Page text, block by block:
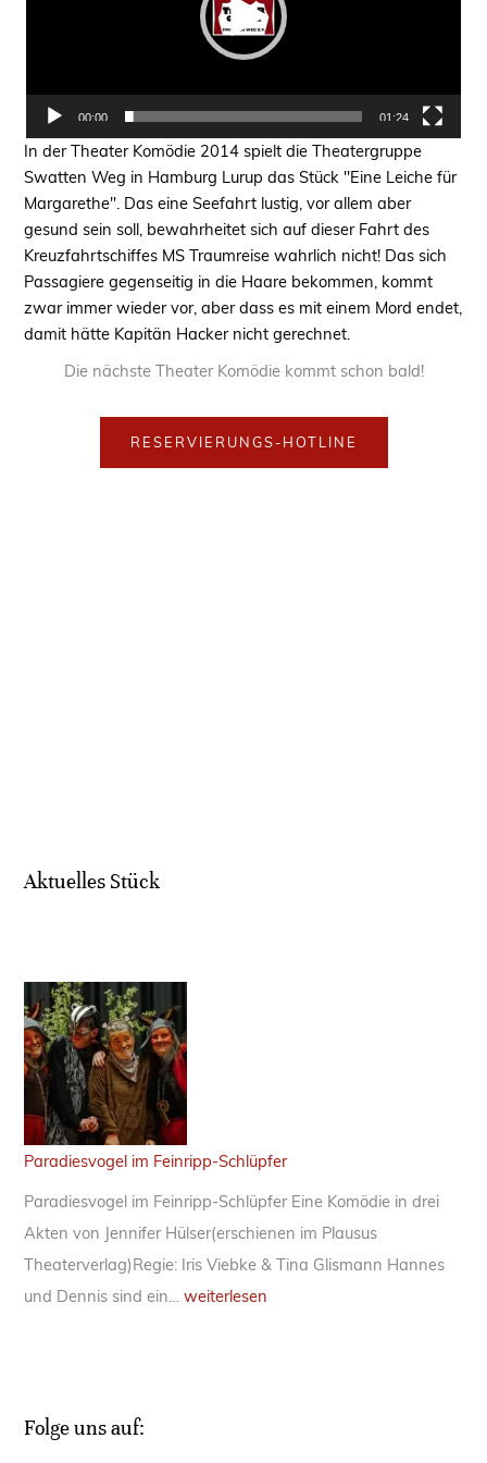
00:00 01:24
In der Theater Komödie 2014 spielt die Theatergruppe
Swatten Weg in Hamburg Lurup das Stück "Eine Leiche für
Margarethe". Das eine Seefahrt lustig, vor allem aber
gesund sein soll, bewahrheitet sich auf dieser Fahrt des
Kreuzfahrtschiffes MS Traumreise wahrlich nicht! Das sich
Passagiere gegenseitig in die Haare bekommen, kommt
zwar immer wieder vor, aber dass es mit einem Mord endet,
damit hätte Kapitän Hacker nicht gerechnet.
Die nächste Theater Komödie kommt schon bald!
RESERVIERUNGS-HOTLINE
Aktuelles Stück
Paradiesvogel im Feinripp-Schlüpfer
Paradiesvogel im Feinripp-Schlüpfer Eine Komödie in drei
Akten von Jennifer Hülser(erschienen im Plausus
Theaterverlag)Regie: Iris Viebke & Tina Glismann Hannes
und Dennis sind ein…P
weiterlesen
Folge uns auf: